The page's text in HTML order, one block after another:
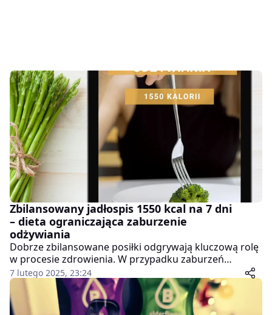
Zbilansowany jadłospis 1550 kcal na 7 dni
– dieta ograniczająca zaburzenie
odżywiania
Dobrze zbilansowane posiłki odgrywają kluczową rolę
w procesie zdrowienia. W przypadku zaburzeń
odżywiania nie chodzi tylko o dostarczenie kalorii, ale
także o odbudowę mikroflory jelitowej, wsparcie
układu nerwowego i poprawę ogólnego
samopoczucia.
7 lutego 2025, 23:24